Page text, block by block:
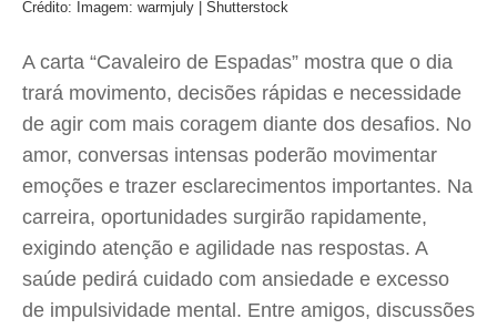
Crédito: Imagem: warmjuly | Shutterstock
A carta “Cavaleiro de Espadas” mostra que o dia
trará movimento, decisões rápidas e necessidade
de agir com mais coragem diante dos desafios. No
amor, conversas intensas poderão movimentar
emoções e trazer esclarecimentos importantes. Na
carreira, oportunidades surgirão rapidamente,
exigindo atenção e agilidade nas respostas. A
saúde pedirá cuidado com ansiedade e excesso
de impulsividade mental. Entre amigos, discussões